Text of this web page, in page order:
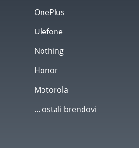
OnePlus
Ulefone
Nothing
Honor
Motorola
... ostali brendovi